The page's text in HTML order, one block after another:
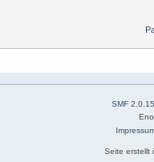
SMF 2.0.15
Seite erstellt